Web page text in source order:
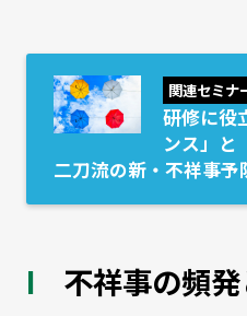
関連セミナ
研修に役
ンス」と
二刀流の新・不祥事予
不祥事の頻